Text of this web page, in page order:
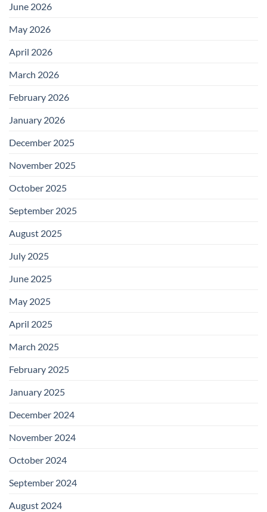
June 2026
May 2026
April 2026
March 2026
February 2026
January 2026
December 2025
November 2025
October 2025
September 2025
August 2025
July 2025
June 2025
May 2025
April 2025
March 2025
February 2025
January 2025
December 2024
November 2024
October 2024
September 2024
August 2024